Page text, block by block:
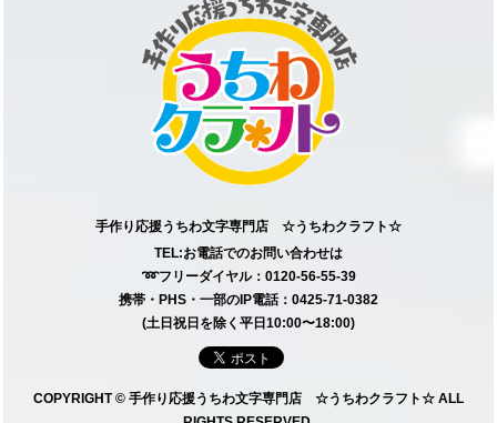
手作り応援うちわ文字専門店 ☆うちわクラフト☆
TEL:お電話でのお問い合わせは
➿フリーダイヤル：0120-56-55-39
携帯・PHS・一部のIP電話：0425-71-0382
(土日祝日を除く平日10:00〜18:00)
COPYRIGHT © 手作り応援うちわ文字専門店 ☆うちわクラフト☆ ALL